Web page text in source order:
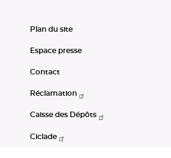
Plan du site
Espace presse
Contact
Réclamation
Caisse des Dépôts
Ciclade